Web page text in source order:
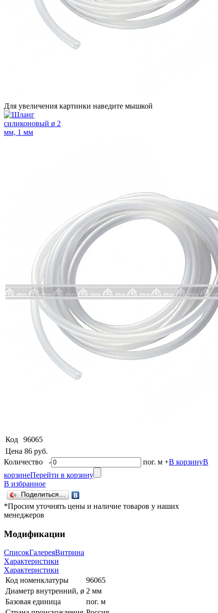
Для увеличения картинки наведите мышкой
Код
96065
Цена 86 руб.
Количество - пог. м +В корзинуВ
корзинеПерейти в корзину
В избранное
Поделиться…
*Просим уточнять цены и наличие товаров у наших
менеджеров
Модификации
СписокГалереяВитрина
Характеристики
Характеристики
Код номенклатуры
96065
Диаметр внутренний, ø 2 мм
Базовая единица
пог. м